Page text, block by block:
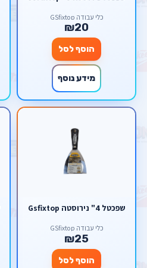
כלי עבודה GSfixtop
₪20
הוסף לסל
מידע נוסף
שפכטל 4" נירוסטה Gsfixtop
כלי עבודה GSfixtop
₪25
הוסף לסל